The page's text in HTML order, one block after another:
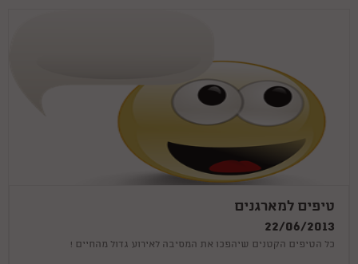
טיפים למארגנים
22/06/2013
כל הטיפים הקטנים שיהפכו את המסיבה לאירוע גדול מהחיים !